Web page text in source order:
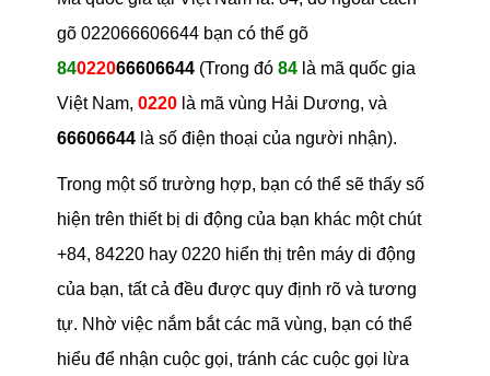
gõ 022066606644 bạn có thể gõ
84022066606644(Trong đó 84là mã quốc gia
Việt Nam, 0220là mã vùng Hải Dương, và
66606644là số điện thoại của người nhận).
Trong một số trường hợp, bạn có thể sẽ thấy số
hiện trên thiết bị di động của bạn khác một chút
+84, 84220 hay 0220 hiển thị trên máy di động
của bạn, tất cả đều được quy định rõ và tương
tự. Nhờ việc nắm bắt các mã vùng, bạn có thể
hiểu để nhận cuộc gọi, tránh các cuộc gọi lừa